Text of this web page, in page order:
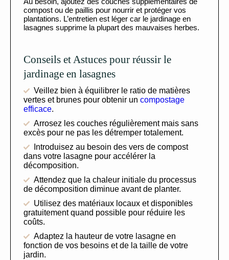
compost ou de paillis pour nourrir et protéger vos
plantations. L’entretien est léger car le jardinage en
lasagnes supprime la plupart des mauvaises herbes.
Conseils et Astuces pour réussir le
jardinage en lasagnes
Veillez bien à équilibrer le ratio de matières
vertes et brunes pour obtenir un compostage
efficace.
Arrosez les couches régulièrement mais sans
excès pour ne pas les détremper totalement.
Introduisez au besoin des vers de compost
dans votre lasagne pour accélérer la
décomposition.
Attendez que la chaleur initiale du processus
de décomposition diminue avant de planter.
Utilisez des matériaux locaux et disponibles
gratuitement quand possible pour réduire les
coûts.
Adaptez la hauteur de votre lasagne en
fonction de vos besoins et de la taille de votre
jardin.